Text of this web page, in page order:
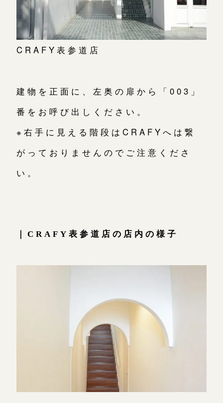
CRAFY表参道店
建物を正面に、左奥の扉から「003」
番をお呼び出しください。
※右手に見える階段はCRAFYへは繋
がっておりませんのでご注意くださ
い。
｜CRAFY表参道店の店内の様子